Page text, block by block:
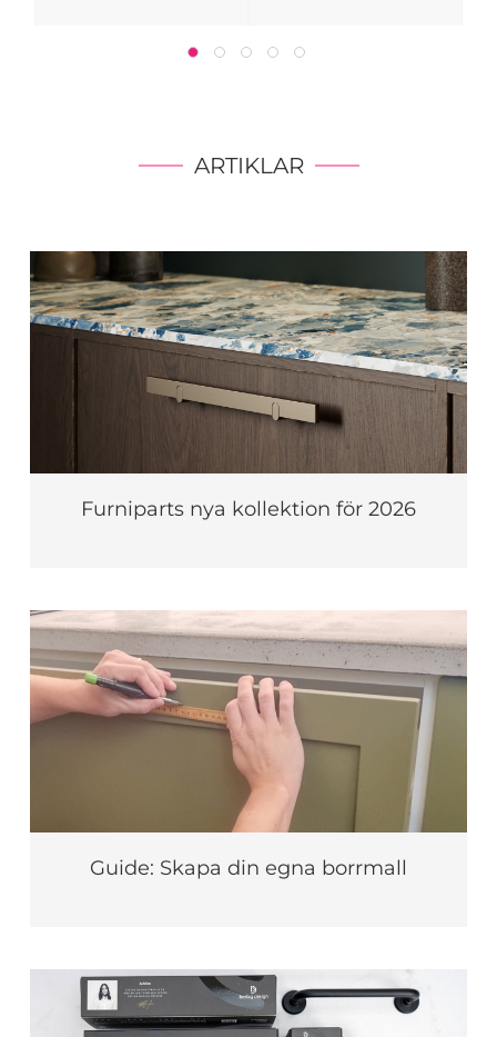
ARTIKLAR
Furniparts nya kollektion för 2026
Guide: Skapa din egna borrmall